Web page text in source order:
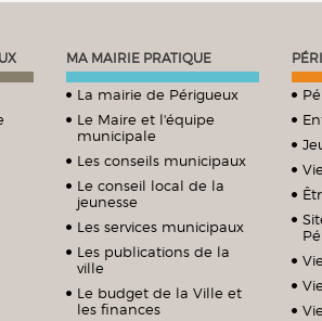
MA MAIRIE PRATIQUE
La mairie de Périgueux
Le Maire et l'équipe
municipale
Les conseils municipaux
Le conseil local de la
jeunesse
Les services municipaux
Les publications de la
ville
Le budget de la Ville et
les finances